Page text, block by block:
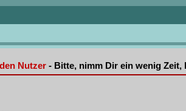
Nutzer - Bitte, nimm Dir ein wenig